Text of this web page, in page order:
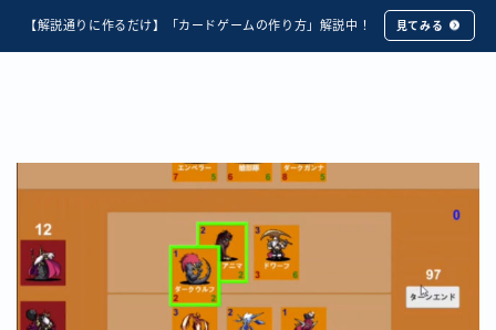
【解説通りに作るだけ】「カードゲームの作り方」解説中！ 見てみる